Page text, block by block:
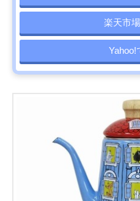
楽天市
Yahoo!